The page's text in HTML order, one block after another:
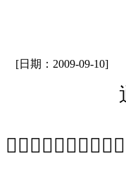
[日期：2009-09-10]
通天塔